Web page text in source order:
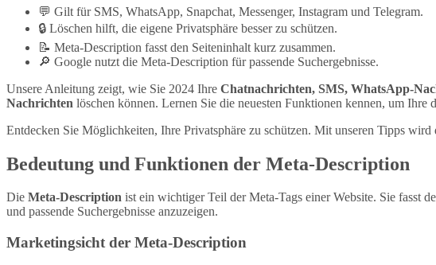
💬 Gilt für SMS, WhatsApp, Snapchat, Messenger, Instagram und Telegram.
🔒 Löschen hilft, die eigene Privatsphäre besser zu schützen.
📝 Meta-Description fasst den Seiteninhalt kurz zusammen.
🔎 Google nutzt die Meta-Description für passende Suchergebnisse.
Unsere Anleitung zeigt, wie Sie 2024 Ihre Chatnachrichten, SMS, WhatsApp-
Nachrichten löschen können. Lernen Sie die neuesten Funktionen kennen, um Ihre
Entdecken Sie Möglichkeiten, Ihre Privatsphäre zu schützen. Mit unseren Tipps
Bedeutung und Funktionen der Meta-Description
Die Meta-Description ist ein wichtiger Teil der Meta-Tags einer Website. Sie fasst
und passende Suchergebnisse anzuzeigen.
Marketingsicht der Meta-Description